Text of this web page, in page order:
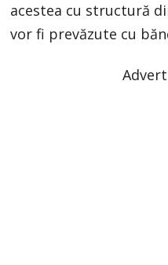
acestea cu structură
vor fi prevăzute cu